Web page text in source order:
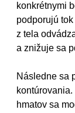
konkrétnymi
podporujú
z tela
a znižuje sa
Následne sa
hmatov sa